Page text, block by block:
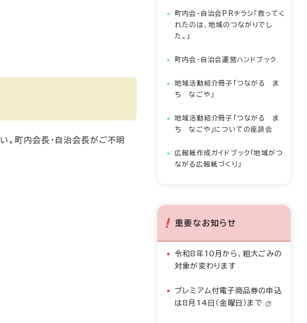
。町内会長・自治会長がご不明
町内会・自治会PRチラシ「救ってく
れたのは、地域のつながりでし
た。」
町内会・自治会運営ハンドブック
地域活動紹介冊子「つながる ま
ち なごや」
地域活動紹介冊子「つながる ま
ち なごや」についての座談会
広報紙作成ガイドブック「地域がつ
ながる広報紙づくり」
重要なお知らせ
令和8年10月から、粗大ごみの
対象が変わります
プレミアム付電子商品券の申込
は8月14日（金曜日）まで